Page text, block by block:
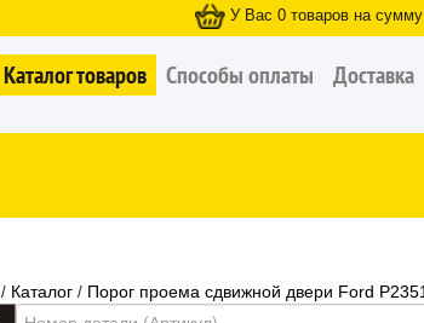
У Вас 0 товаров на сумму
Каталог товаров Способы оплаты Доставка
/ Каталог / Порог проема сдвижной двери Ford